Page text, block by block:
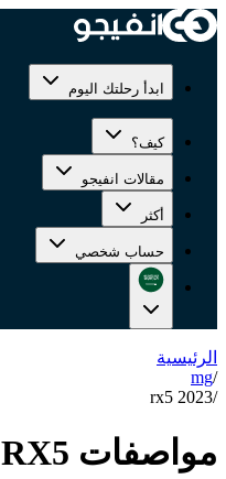
ابدأ رحلتك اليوم
كيف؟
مقالات انفيجو
أكثر
حساب شخصي
الرئيسية
/
mg
/
rx5 2023
مواصفات MG RX5 والسعر في السعودية 2023